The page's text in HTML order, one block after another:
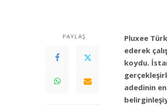
PAYLAŞ
Pluxee
ederek
koydu.
adedinin